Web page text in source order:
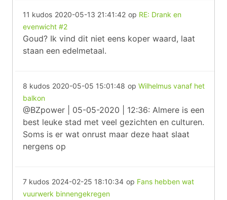
11 kudos 2020-05-13 21:41:42 op RE: Drank en
evenwicht #2
Goud? Ik vind dit niet eens koper waard, laat
staan een edelmetaal.
8 kudos 2020-05-05 15:01:48 op Wilhelmus vanaf het
balkon
@BZpower | 05-05-2020 | 12:36: Almere is een
best leuke stad met veel gezichten en culturen.
Soms is er wat onrust maar deze haat slaat
nergens op
7 kudos 2024-02-25 18:10:34 op Fans hebben wat
vuurwerk binnengekregen